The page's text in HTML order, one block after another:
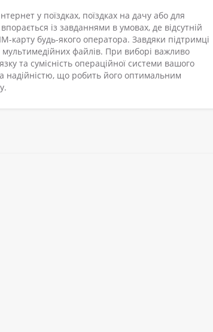
у поїздках, поїздках на дачу або для
із завданнями в умовах, де відсутній
карту будь-якого оператора. Завдяки підтримці
файлів. При виборі важливо
та сумісність операційної системи вашого
надійністю, що робить його оптимальним